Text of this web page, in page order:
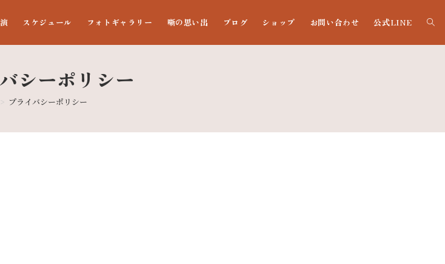
スケジュール フォトギャラリー 噺の思い出 ブログ ショップ お問い合わせ 公式LINE
シーポリシー
> プライバシーポリシー